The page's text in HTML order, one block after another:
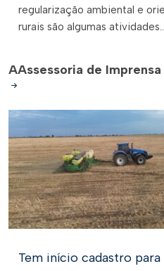
regularização ambiental e
rurais são algumas
AAssessoria de Imprensa
Tem início cadastro